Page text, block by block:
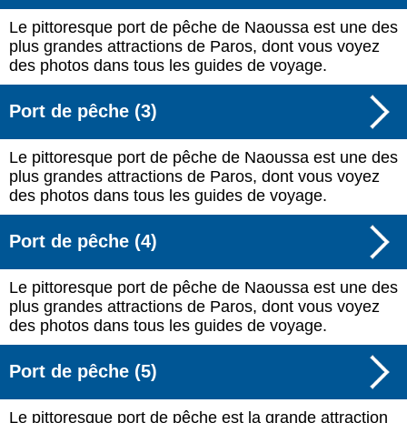
Le pittoresque port de pêche de Naoussa est une des
plus grandes attractions de Paros, dont vous voyez
des photos dans tous les guides de voyage.
Port de pêche (3)
Le pittoresque port de pêche de Naoussa est une des
plus grandes attractions de Paros, dont vous voyez
des photos dans tous les guides de voyage.
Port de pêche (4)
Le pittoresque port de pêche de Naoussa est une des
plus grandes attractions de Paros, dont vous voyez
des photos dans tous les guides de voyage.
Port de pêche (5)
Le pittoresque port de pêche est la grande attraction